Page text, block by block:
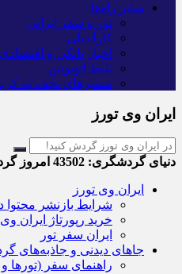
سایر راه‌ها
تور و سفر ایرانی
کارا دیلی
اخبار بانکی و اقتصادی
بلیط اتوبوس
مسیرهای نجف به
ایران وی تورز
دنیای گردشگری: امروز
ایران وی تورز
شرایط بازنشر محتوا
خرید رپورتاژ ایران وی
ایران سفر تور
جاهای دیدنی و جاذبه‌های
راهنمای سفر (تورها